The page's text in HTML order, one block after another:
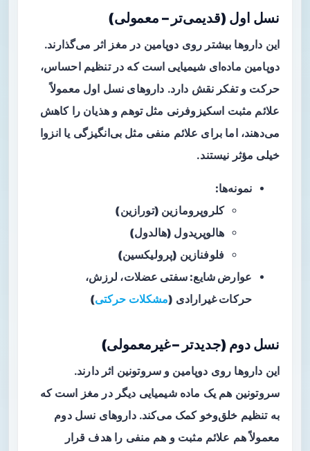
نسل اول (قدیمی‌تر – معمولی)
این داروها بیشتر روی دوپامین در مغز اثر می‌گذارند.
دوپامین ماده‌ای شیمیایی است که در تنظیم احساس،
حرکت و تفکر نقش دارد. داروهای نسل اول معمولاً
علائم مثبت اسکیزوفرنی مثل توهم و هذیان را کاهش
می‌دهند، اما برای علائم منفی مثل بی‌انگیزگی یا انزوا
خیلی مؤثر نیستند.
نمونه‌ها:
کلروپرومازین (تورازین)
هالوپریدول (هالدول)
فلوفنازین (پرولیکسین)
عوارض شایع: سفتی عضلات، لرزش،
حرکات غیرارادی (مشکلات حرکتی)
نسل دوم (جدیدتر – غیرمعمولی)
این داروها روی دوپامین و سروتونین اثر دارند.
سروتونین هم یک ماده شیمیایی دیگر در مغز است که
به تنظیم خلق‌وخو کمک می‌کند. داروهای نسل دوم
معمولاً هم علائم مثبت و هم منفی را هدف قرار